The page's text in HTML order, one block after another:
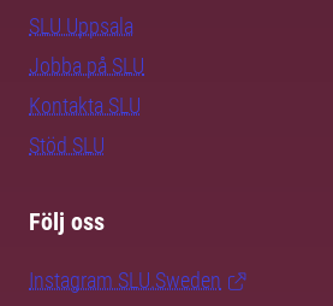
SLU Uppsala
Jobba på SLU
Kontakta SLU
Stöd SLU
Följ oss
Instagram SLU.Sweden